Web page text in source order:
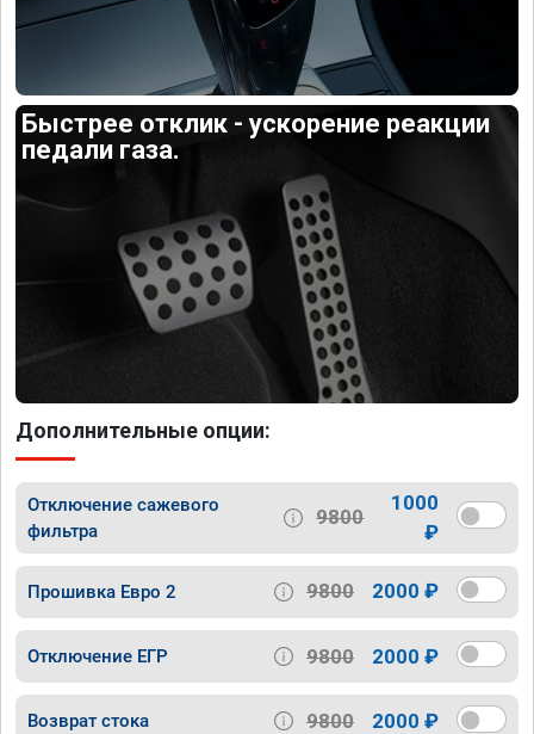
Быстрее отклик - ускорение реакции
педали газа.
Дополнительные опции:
Отключение сажевого
фильтра
9800
1000
₽
Прошивка Евро 2 9800 2000 ₽
Отключение ЕГР 9800 2000 ₽
Возврат стока 9800 2000 ₽